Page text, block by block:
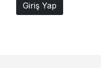
Giriş Yap